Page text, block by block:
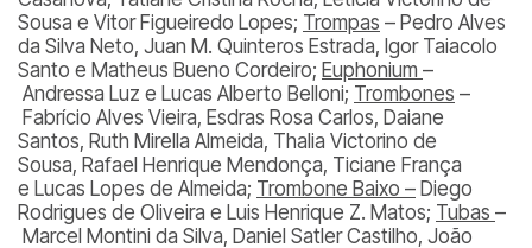
Sousa e Vitor Figueiredo Lopes; Trompas – Pedro Alves
da Silva Neto, Juan M. Quinteros Estrada, Igor Taiacolo
Santo e Matheus Bueno Cordeiro; Euphonium –
Andressa Luz e Lucas Alberto Belloni; Trombones –
Fabrício Alves Vieira, Esdras Rosa Carlos, Daiane
Santos, Ruth Mirella Almeida, Thalia Victorino de
Sousa, Rafael Henrique Mendonça, Ticiane França
e Lucas Lopes de Almeida; Trombone Baixo – Diego
Rodrigues de Oliveira e Luis Henrique Z. Matos; Tubas –
Marcel Montini da Silva, Daniel Satler Castilho, João